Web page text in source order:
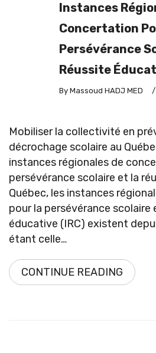
Instances
Concertation
Persévérance
Réussite
By Massoud HADJ MED /
Mobiliser la collectivité en
décrochage scolaire au
instances régionales de
persévérance scolaire et la
Québec, les instances
pour la persévérance scolaire
éducative (IRC) existent
étant celle…
CONTINUE READING